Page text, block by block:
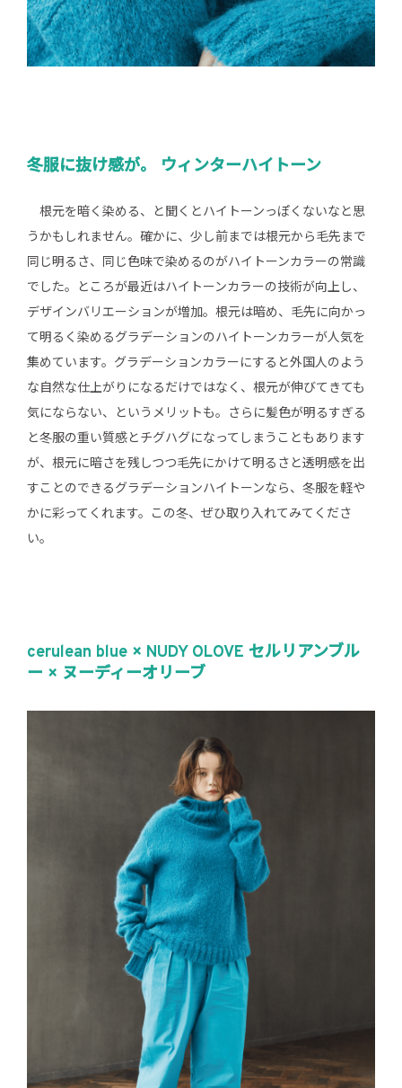
冬服に抜け感が。 ウィンターハイトーン
根元を暗く染める、と聞くとハイトーンっぽくないなと思
うかもしれません。確かに、少し前までは根元から毛先まで
同じ明るさ、同じ色味で染めるのがハイトーンカラーの常識
でした。ところが最近はハイトーンカラーの技術が向上し、
デザインバリエーションが増加。根元は暗め、毛先に向かっ
て明るく染めるグラデーションのハイトーンカラーが人気を
集めています。グラデーションカラーにすると外国人のよう
な自然な仕上がりになるだけではなく、根元が伸びてきても
気にならない、というメリットも。さらに髪色が明るすぎる
と冬服の重い質感とチグハグになってしまうこともあります
が、根元に暗さを残しつつ毛先にかけて明るさと透明感を出
すことのできるグラデーションハイトーンなら、冬服を軽や
かに彩ってくれます。この冬、ぜひ取り入れてみてくださ
い。
cerulean blue × NUDY OLOVE セルリアンブル
ー × ヌーディーオリーブ